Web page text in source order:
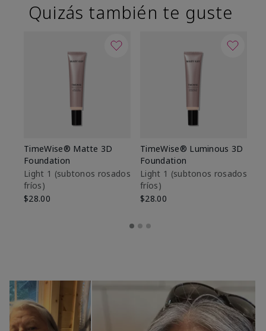
Quizás también te guste
TimeWise® Matte 3D
Foundation
Light 1​ (subtonos rosados
fríos)
$28.00
TimeWise® Luminous 3D
Foundation
Light 1​ (subtonos rosados
fríos)
$28.00